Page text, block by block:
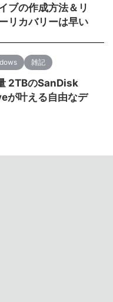
ブの作成方法＆リ
リカバリーは早い
雑記
2TBのSanDisk
が叶える自由なデ